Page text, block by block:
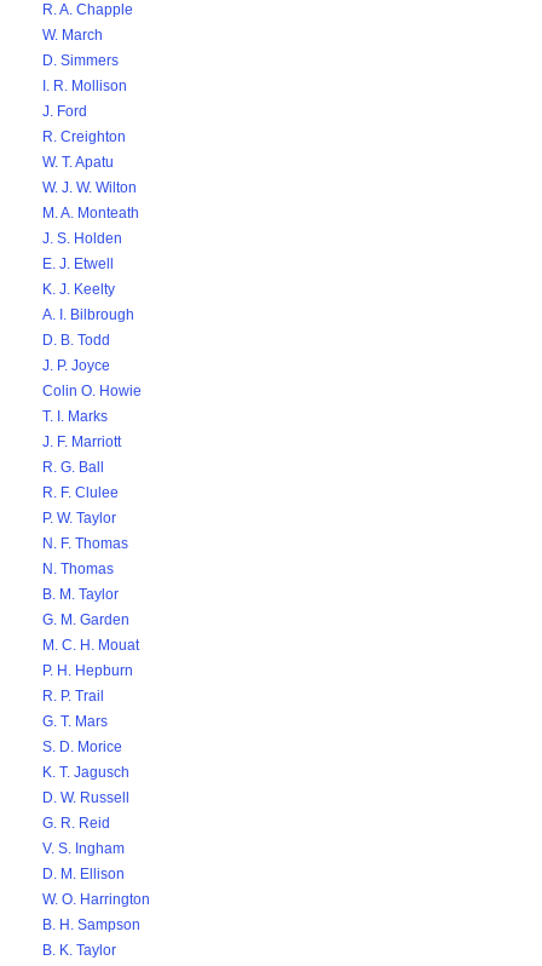
R. A. Chapple
W. March
D. Simmers
I. R. Mollison
J. Ford
R. Creighton
W. T. Apatu
W. J. W. Wilton
M. A. Monteath
J. S. Holden
E. J. Etwell
K. J. Keelty
A. I. Bilbrough
D. B. Todd
J. P. Joyce
Colin O. Howie
T. I. Marks
J. F. Marriott
R. G. Ball
R. F. Clulee
P. W. Taylor
N. F. Thomas
N. Thomas
B. M. Taylor
G. M. Garden
M. C. H. Mouat
P. H. Hepburn
R. P. Trail
G. T. Mars
S. D. Morice
K. T. Jagusch
D. W. Russell
G. R. Reid
V. S. Ingham
D. M. Ellison
W. O. Harrington
B. H. Sampson
B. K. Taylor